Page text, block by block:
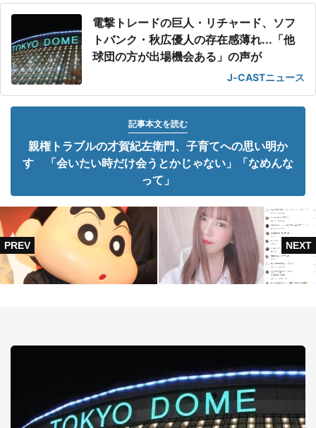
電撃トレードの巨人・リチャード、ソフ
トバンク・秋広優人の存在感薄れ...「他
球団の方が出場機会ある」の声が
J-CASTニュース
記事本文を読む
親権トラブルの才賀紀左衛門、子育てへの思い明か
す 「会いたい時だけ会うとかじゃない」「なめんな
って」